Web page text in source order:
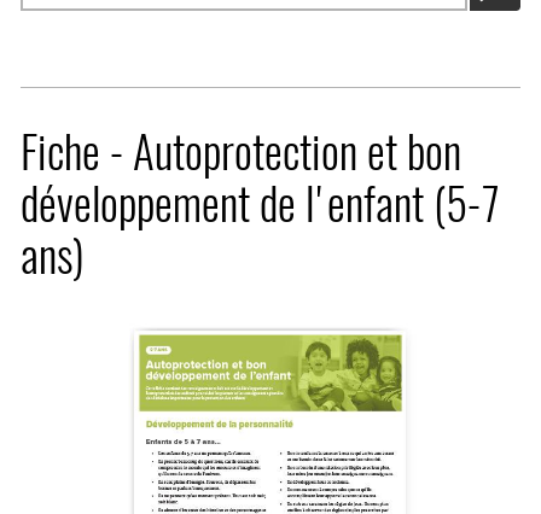
Fiche - Autoprotection et bon
développement de l'enfant (5-7
ans)